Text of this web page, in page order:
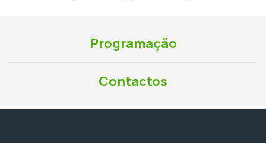
Programação
Contactos